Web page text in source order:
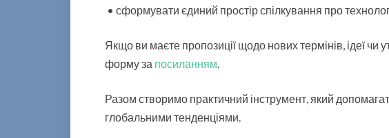
о
т
е
• сформувати єдиний простір спілкування про
Якщо ви маєте пропозиції щодо нових термінів, ідеї
форму за посиланням.
Разом створимо практичний інструмент, який
глобальними тенденціями.